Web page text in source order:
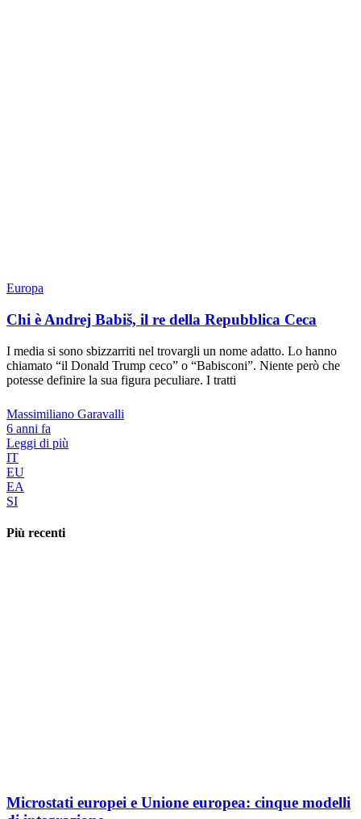
Europa
Chi è Andrej Babiš, il re della Repubblica Ceca
I media si sono sbizzarriti nel trovargli un nome adatto. Lo hanno
chiamato “il Donald Trump ceco” o “Babisconi”. Niente però che
potesse definire la sua figura peculiare. I tratti
Massimiliano Garavalli
6 anni fa
Leggi di più
IT
EU
EA
SI
Più recenti
Microstati europei e Unione europea: cinque modelli